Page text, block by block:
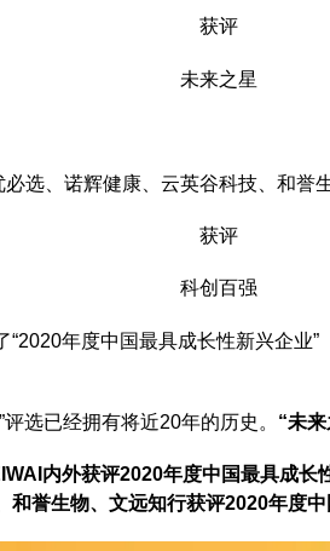
获评
未来之星
必选、诺辉健康、云英谷科技、和誉
获评
科创百强
“2020年度中国最具成长性新兴企业
选已经拥有将近20年的历史。 “未
内外获评2020年度中国最具成
誉生物、文远知行获评2020年度中